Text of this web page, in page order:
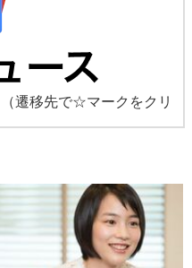
（遷移先で☆マークをクリ